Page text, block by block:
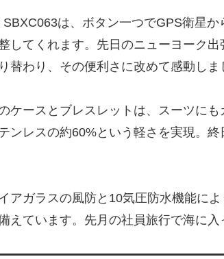
SBXC063は、ボタン一つでGPS衛星
してくれます。先日のニューヨーク
替わり、その便利さに改めて感動しま
ケースとブレスレットは、スーツに
ンレスの約60%という軽さを実現。
アガラスの風防と10気圧防水機能に
えています。先月の社員旅行で海に